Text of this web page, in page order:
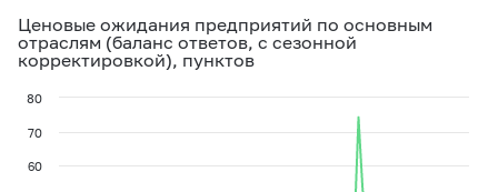
Ценовые ожидания предприятий по основным
отраслям (баланс ответов, с сезонной
корректировкой), пунктов
60
70
80